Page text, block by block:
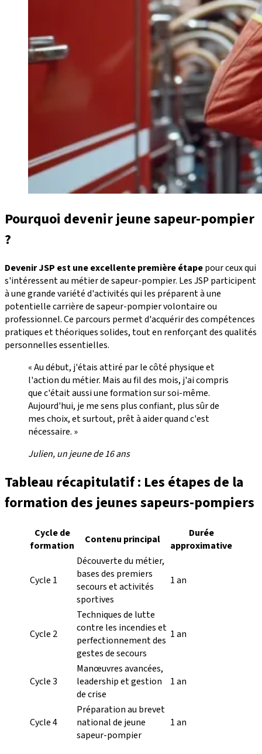
Pourquoi devenir jeune sapeur-pompier
?
Devenir JSP est une excellente première étapepour ceux qui
s'intéressent au métier de sapeur-pompier. Les JSP participent
à une grande variété d'activités qui les préparent à une
potentielle carrière de sapeur-pompier volontaire ou
professionnel. Ce parcours permet d'acquérir des compétences
pratiques et théoriques solides, tout en renforçant des qualités
personnelles essentielles.
« Au début, j'étais attiré par le côté physique et
l'action du métier. Mais au fil des mois, j'ai compris
que c'était aussi une formation sur soi-même.
Aujourd'hui, je me sens plus confiant, plus sûr de
mes choix, et surtout, prêt à aider quand c'est
nécessaire. »
Julien, un jeune de 16 ans
Tableau récapitulatif : Les étapes de la
formation des jeunes sapeurs-pompiers
Cycle de
formation
Contenu principal
Durée
approximative
Cycle 1
Découverte du métier,
bases des premiers
secours et activités
sportives
1 an
Cycle 2
Techniques de lutte
contre les incendies et
perfectionnement des
gestes de secours
1 an
Cycle 3
Manœuvres avancées,
leadership et gestion
de crise
1 an
Cycle 4
Préparation au brevet
national de jeune
sapeur-pompier
1 an